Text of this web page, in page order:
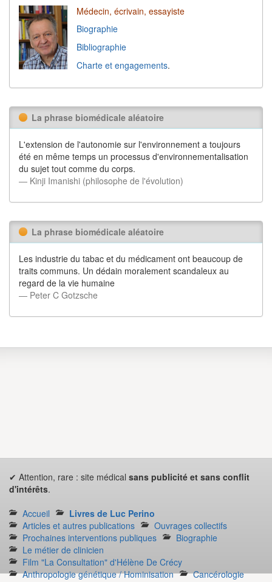
Médecin, écrivain, essayiste
Biographie
Bibliographie
Charte et engagements.
La phrase biomédicale aléatoire
L'extension de l'autonomie sur l'environnement a toujours
été en même temps un processus d'environnementalisation
du sujet tout comme du corps.
― Kinji Imanishi (philosophe de l'évolution)
La phrase biomédicale aléatoire
Les industrie du tabac et du médicament ont beaucoup de
traits communs. Un dédain moralement scandaleux au
regard de la vie humaine
― Peter C Gotzsche
✔ Attention, rare : site médical sans publicité et sans conflit
d'intérêts.
Accueil
Livres de Luc Perino
Articles et autres publications
Ouvrages collectifs
Prochaines interventions publiques
Biographie
Le métier de clinicien
Film "La Consultation" d'Hélène De Crécy
Anthropologie génétique / Hominisation
Cancérologie